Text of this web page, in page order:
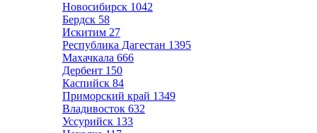
Новосибирск 1042
Бердск 58
Искитим 27
Республика Дагестан 1395
Махачкала 666
Дербент 150
Каспийск 84
Приморский край 1349
Владивосток 632
Уссурийск 133